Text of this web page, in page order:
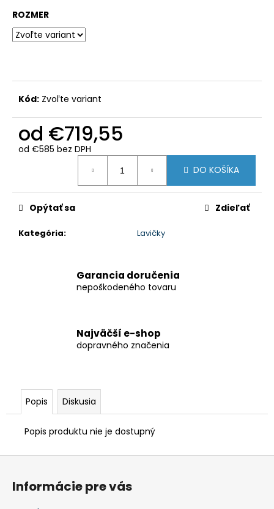
ROZMER
Kód: Zvoľte variant
od €719,55
od €585 bez DPH
DO KOŠÍKA
Kategória: Lavičky
Opýtať sa Zdieľať
Garancia doručenia
nepoškodeného tovaru
Najväčší e-shop
dopravného značenia
Popis Diskusia
Popis produktu nie je dostupný
KÔŠ
008,60
Z
Informácie pre vás